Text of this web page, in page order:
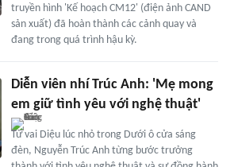
truyền hình 'Kế hoạch CM12' (điện ảnh CAND
sản xuất) đã hoàn thành các cảnh quay và
đang trong quá trình hậu kỳ.
Diễn viên nhí Trúc Anh: 'Mẹ mong
em giữ tình yêu với nghệ thuật'
Từ vai Diệu lúc nhỏ trong Dưới ô cửa sáng
đèn, Nguyễn Trúc Anh từng bước trưởng